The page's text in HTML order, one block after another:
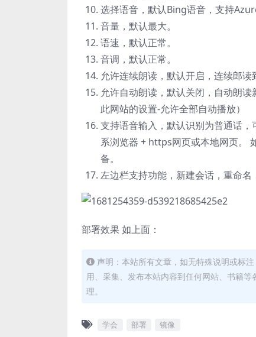
选择语音，默认Bing语音，支持
音量，默认最大。
语速，默认正常。
音调，默认正常。
允许连续朗读，默认开启，连续郎读
允许自动朗读，默认关闭，自动朗
此网站的设置-允许全部自动播放）
支持语音输入，默认识别为普通话
系浏览器 + https网页或本地网页。
备。
左边栏支持功能，新建会话，重命名
部署效果 如上面：
声明：本站所有文章，如无特殊说明或标
用、采集、发布本站内容到任何网站、书籍
理。
学会 部署 镜像